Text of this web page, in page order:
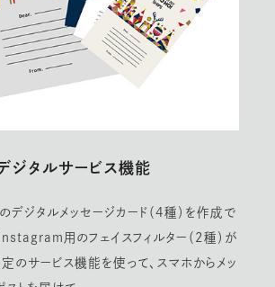
ジタルサービス機能
デジタルメッセージカード（4種）を作成で
用のフェイスフィルター（2種）が
のサービス機能を使って、スマホからメッ